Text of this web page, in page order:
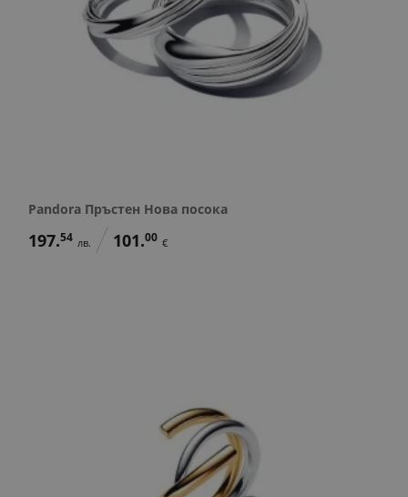
Pandora Пръстен Нова посока
197.54 лв. 101.00 €